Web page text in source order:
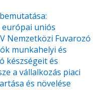
uniós
Nemzetközi Fuvarozó
munkahelyi és
készségeit és
a vállalkozás piaci
és növelése